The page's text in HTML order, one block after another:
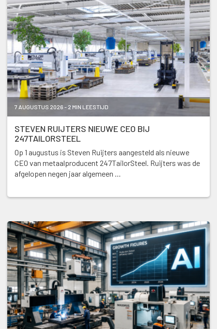
7 AUGUSTUS 2026 - 2 MIN LEESTIJD
STEVEN RUIJTERS NIEUWE CEO BIJ
247TAILORSTEEL
Op 1 augustus is Steven Ruijters aangesteld als nieuwe
CEO van metaalproducent 247TailorSteel. Ruijters was de
afgelopen negen jaar algemeen …